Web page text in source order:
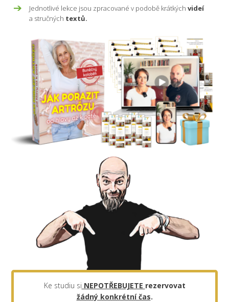
Jednotlivé lekce jsou zpracované v podobě krátkých videí
a stručných textů.
Ke studiu si NEPOTŘEBUJETE rezervovat
žádný konkrétní čas.